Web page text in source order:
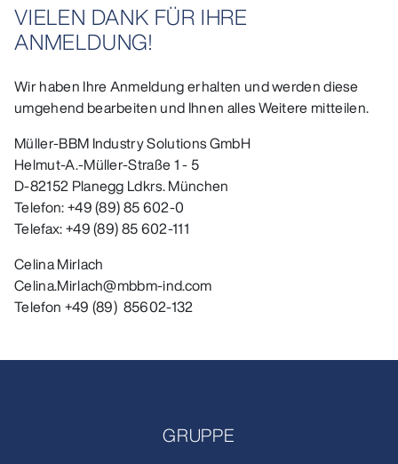
VIELEN DANK FÜR IHRE
ANMELDUNG!
Wir haben Ihre Anmeldung erhalten und werden diese
umgehend bearbeiten und Ihnen alles Weitere mitteilen.
Müller-BBM Industry Solutions GmbH
Helmut-A.-Müller-Straße 1 - 5
D-82152 Planegg Ldkrs. München
Telefon: +49 (89) 85 602-0
Telefax: +49 (89) 85 602-111
Celina Mirlach
Celina.Mirlach@mbbm-ind.com
Telefon +49 (89) 85602-132
GRUPPE